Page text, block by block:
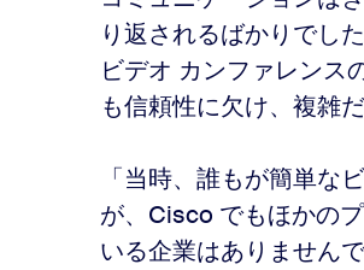
り返されるばかりでし
ビデオ カンファレンス
も信頼性に欠け、複雑
「当時、誰もが簡単な
が、Cisco でもほかの
いる企業はありません